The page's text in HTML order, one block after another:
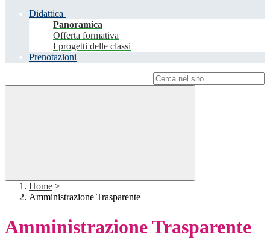
Didattica
Panoramica
Offerta formativa
I progetti delle classi
Prenotazioni
Home >
Amministrazione Trasparente
Amministrazione Trasparente